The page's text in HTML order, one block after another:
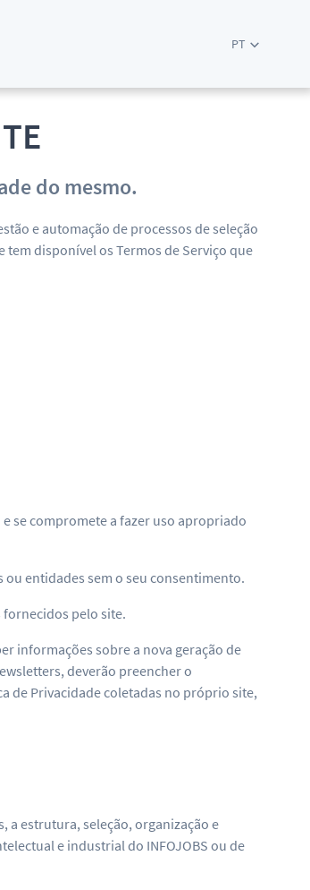
PT
do mesmo.
e automação de processos de seleção
tem disponível os Termos de Serviço que
se compromete a fazer uso apropriado
entidades sem o seu consentimento.
fornecidos pelo site.
informações sobre a nova geração de
deverão preencher o
de Privacidade coletadas no próprio site,
a estrutura, seleção, organização e
e industrial do INFOJOBS ou de